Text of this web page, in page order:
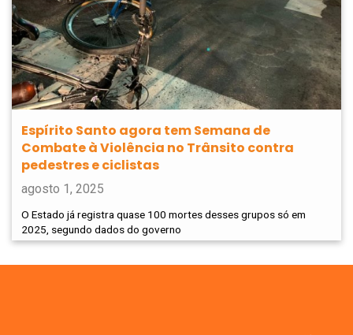
Espírito Santo agora tem Semana de
Combate à Violência no Trânsito contra
pedestres e ciclistas
agosto 1, 2025
O Estado já registra quase 100 mortes desses grupos só em
2025, segundo dados do governo